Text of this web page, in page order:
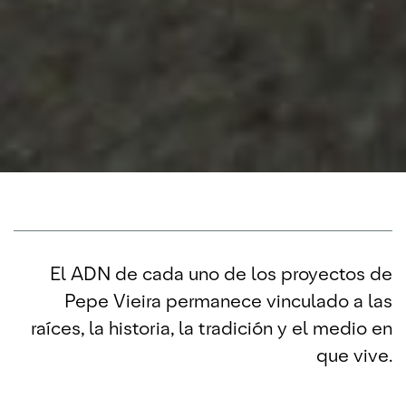
El ADN de cada uno de los proyectos de
Pepe Vieira permanece vinculado a las
raíces, la historia, la tradición y el medio en
que vive.